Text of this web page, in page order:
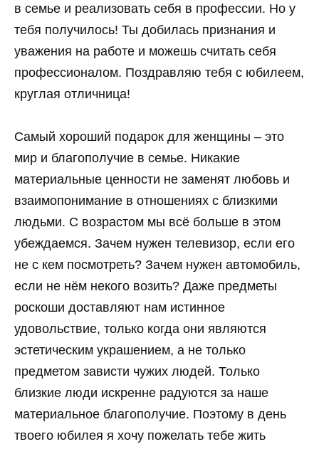
в семье и реализовать себя в профессии. Но у
тебя получилось! Ты добилась признания и
уважения на работе и можешь считать себя
профессионалом. Поздравляю тебя с юбилеем,
круглая отличница!
Самый хороший подарок для женщины – это
мир и благополучие в семье. Никакие
материальные ценности не заменят любовь и
взаимопонимание в отношениях с близкими
людьми. С возрастом мы всё больше в этом
убеждаемся. Зачем нужен телевизор, если его
не с кем посмотреть? Зачем нужен автомобиль,
если не нём некого возить? Даже предметы
роскоши доставляют нам истинное
удовольствие, только когда они являются
эстетическим украшением, а не только
предметом зависти чужих людей. Только
близкие люди искренне радуются за наше
материальное благополучие. Поэтому в день
твоего юбилея я хочу пожелать тебе жить